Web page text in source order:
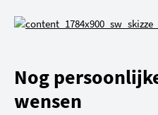
Nog
wensen